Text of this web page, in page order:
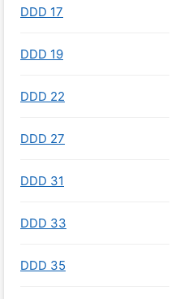
DDD 17
DDD 19
DDD 22
DDD 27
DDD 31
DDD 33
DDD 35